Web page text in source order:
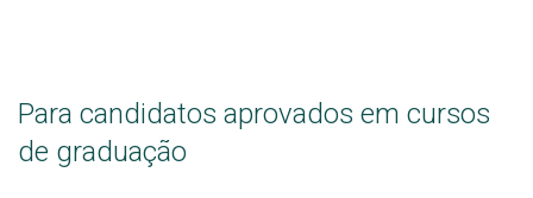
Para candidatos aprovados em cursos
de graduação